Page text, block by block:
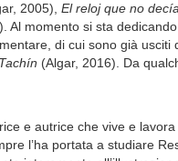
2005), El reloj que no
Al momento si sta
di cui sono già usciti
(Algar, 2016). Da
e autrice che vive e
l’ha portata a studiare